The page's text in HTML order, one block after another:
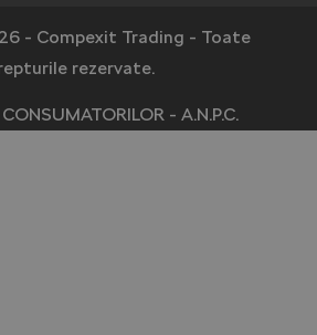
- Compexit Trading - Toate
rezervate.
- A.N.P.C.